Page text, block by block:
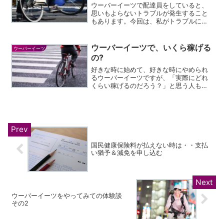
ウーバーイーツで配達員をしていると、
思いもよらないトラブルが発生すること
もあります。今回は、私がトラブルに遭
バーイーツは、スマホアプリを立ち上げ
て、アプリの画面上で依...
ウーバーイーツ
ウーバーイーツで、いくら稼げる
の?
好きな時に始めて、好きな時にやめられ
るウーバーイーツですが、「実際にどれ
くらい稼げるのだろう？」と思う人も多
国民健康保険料が払えない時は・・支払
い猶予＆減免を申し込む
ウーバーイーツをやってみての体験談
その2